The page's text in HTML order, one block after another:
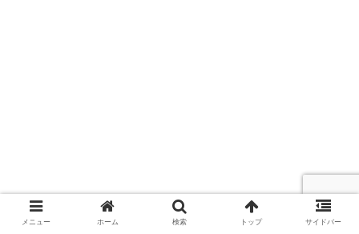
メニュー ホーム 検索 トップ サイドバー